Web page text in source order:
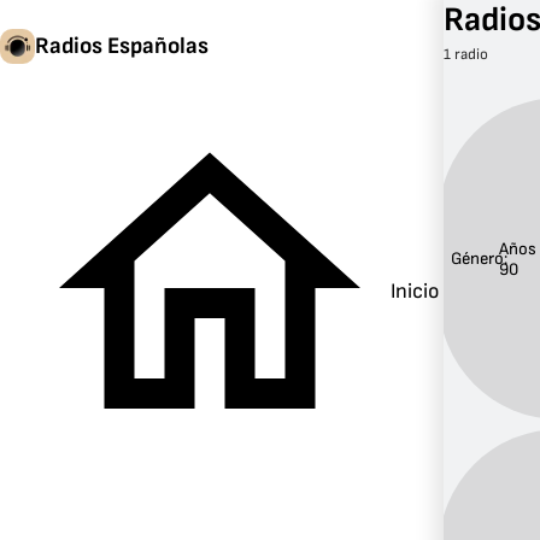
Radios Españolas
Inicio
1 radio
Género:Años
90